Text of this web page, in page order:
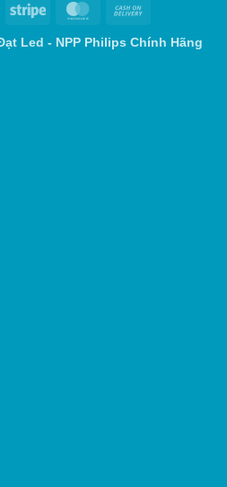
Stripe MasterCard
Delivery
Led - NPP Philips Chính Hãng